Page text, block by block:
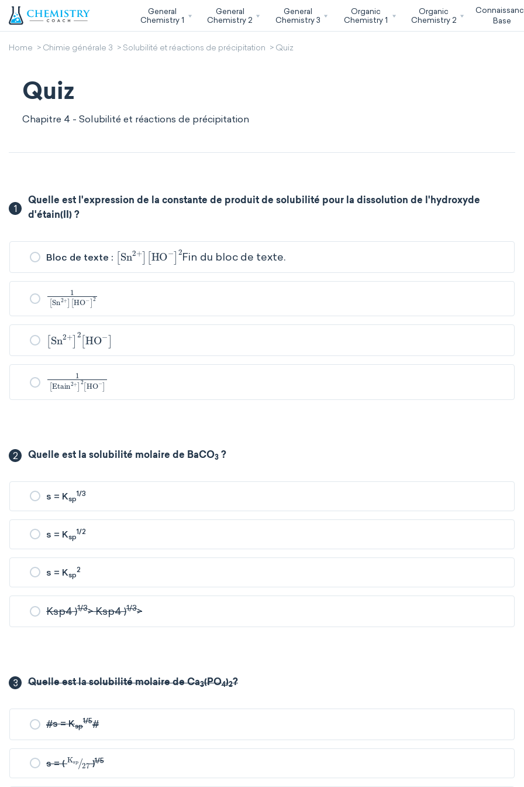
General
Chemistry 1
General
Chemistry 2
General
Chemistry 3
Organic
Chemistry 1
Organic
Chemistry 2
Base
Home Chimie générale 3 Solubilité et réactions de précipitation Quiz
Quiz
Chapitre 4 - Solubilité et réactions de précipitation
1
Quelle est l'expression de la constante de produit de solubilité pour la dissolution de l'hydroxyde
d'étain(II) ?
Bloc de texte :
Sn 2+HO-2 Fin du bloc de texte.
+
Sn 2+2HO-
2
2 Quelle est la solubilité molaire de BaCO3?
s = Ksp
1/3
s = Ksp
1/2
s = Ksp
2
Ksp4)1/3>Ksp4)1/3>
3 Quelle est la solubilité molaire de Ca3(PO4)2?
#s = Ksp
1/5#
s = (
K sp 27
)1/5